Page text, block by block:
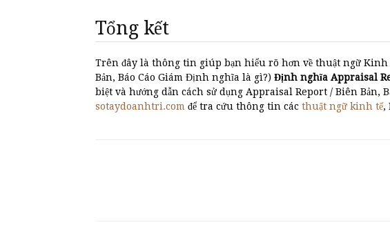
Tổng kết
Trên đây là thông tin giúp bạn hiểu rõ hơn về thuật ngữ Kinh
Bản, Báo Cáo Giám Định nghĩa là gì?) Định nghĩa Appraisal
biệt và hướng dẫn cách sử dụng Appraisal Report / Biên Bản,
sotaydoanhtri.com để tra cứu thông tin các thuật ngữ kinh tế,